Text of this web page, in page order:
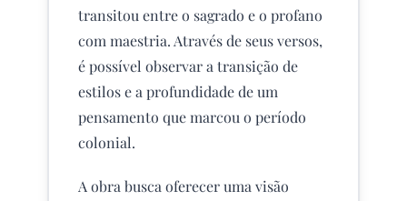
transitou entre o sagrado e o profano
com maestria. Através de seus versos,
é possível observar a transição de
estilos e a profundidade de um
pensamento que marcou o período
colonial.
A obra busca oferecer uma visão